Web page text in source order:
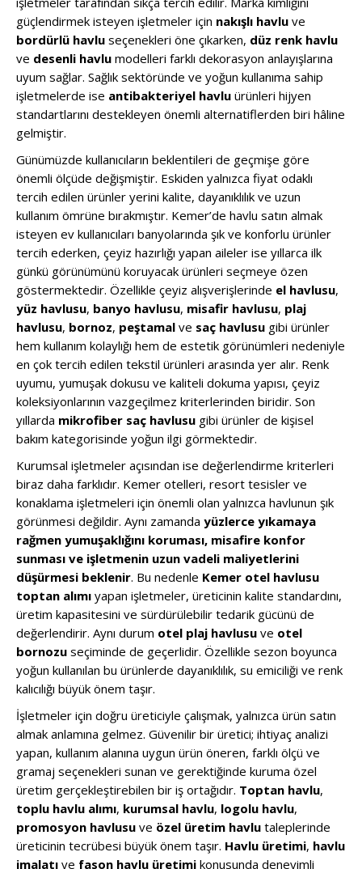
güçlendirmek isteyen işletmeler için nakışlı havlu ve
bordürlü havlu seçenekleri öne çıkarken, düz renk havlu
ve desenli havlu modelleri farklı dekorasyon anlayışlarına
uyum sağlar. Sağlık sektöründe ve yoğun kullanıma sahip
işletmelerde ise antibakteriyel havlu ürünleri hijyen
standartlarını destekleyen önemli alternatiflerden biri hâline
gelmiştir.
Günümüzde kullanıcıların beklentileri de geçmişe göre
önemli ölçüde değişmiştir. Eskiden yalnızca fiyat odaklı
tercih edilen ürünler yerini kalite, dayanıklılık ve uzun
kullanım ömrüne bırakmıştır. Kemer’de havlu satın almak
isteyen ev kullanıcıları banyolarında şık ve konforlu ürünler
tercih ederken, çeyiz hazırlığı yapan aileler ise yıllarca ilk
günkü görünümünü koruyacak ürünleri seçmeye özen
göstermektedir. Özellikle çeyiz alışverişlerinde el havlusu,
yüz havlusu, banyo havlusu, misafir havlusu, plaj
havlusu, bornoz, peştamal ve saç havlusu gibi ürünler
hem kullanım kolaylığı hem de estetik görünümleri nedeniyle
en çok tercih edilen tekstil ürünleri arasında yer alır. Renk
uyumu, yumuşak dokusu ve kaliteli dokuma yapısı, çeyiz
koleksiyonlarının vazgeçilmez kriterlerinden biridir. Son
yıllarda mikrofiber saç havlusu gibi ürünler de kişisel
bakım kategorisinde yoğun ilgi görmektedir.
Kurumsal işletmeler açısından ise değerlendirme kriterleri
biraz daha farklıdır. Kemer otelleri, resort tesisler ve
konaklama işletmeleri için önemli olan yalnızca havlunun şık
görünmesi değildir. Aynı zamanda yüzlerce yıkamaya
rağmen yumuşaklığını koruması, misafire konfor
sunması ve işletmenin uzun vadeli maliyetlerini
düşürmesi beklenir. Bu nedenle Kemer otel havlusu
toptan alımı yapan işletmeler, üreticinin kalite standardını,
üretim kapasitesini ve sürdürülebilir tedarik gücünü de
değerlendirir. Aynı durum otel plaj havlusu ve otel
bornozu seçiminde de geçerlidir. Özellikle sezon boyunca
yoğun kullanılan bu ürünlerde dayanıklılık, su emiciliği ve renk
kalıcılığı büyük önem taşır.
İşletmeler için doğru üreticiyle çalışmak, yalnızca ürün satın
almak anlamına gelmez. Güvenilir bir üretici; ihtiyaç analizi
yapan, kullanım alanına uygun ürün öneren, farklı ölçü ve
gramaj seçenekleri sunan ve gerektiğinde kuruma özel
üretim gerçekleştirebilen bir iş ortağıdır. Toptan havlu,
toplu havlu alımı, kurumsal havlu, logolu havlu,
promosyon havlusu ve özel üretim havlu taleplerinde
üreticinin tecrübesi büyük önem taşır. Havlu üretimi, havlu
imalatı ve fason havlu üretimi konusunda deneyimli